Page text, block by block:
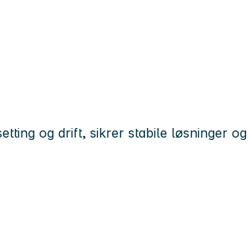
og drift, sikrer stabile løsninger og